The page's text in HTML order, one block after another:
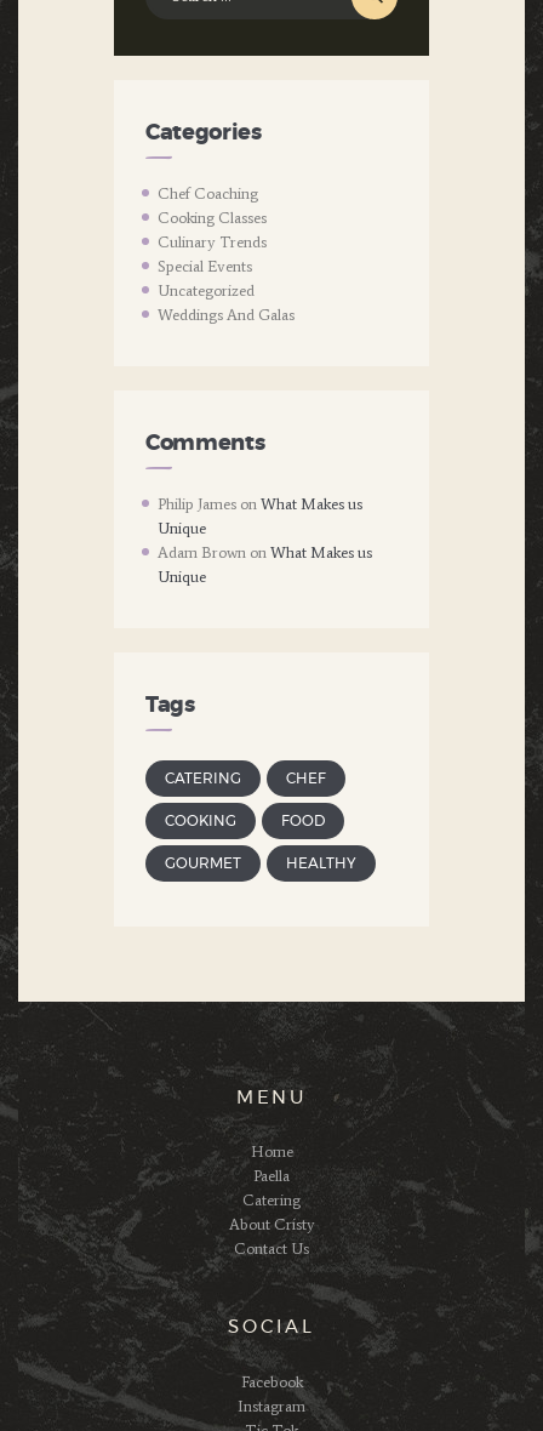
Categories
Chef Coaching
Cooking Classes
Culinary Trends
Special Events
Uncategorized
Weddings And Galas
Comments
Philip James onWhat Makes us
Unique
Adam Brown onWhat Makes us
Unique
Tags
CATERING CHEF
COOKING FOOD
GOURMET HEALTHY
MENU
Home
Paella
Catering
About Cristy
Contact Us
SOCIAL
Facebook
Instagram